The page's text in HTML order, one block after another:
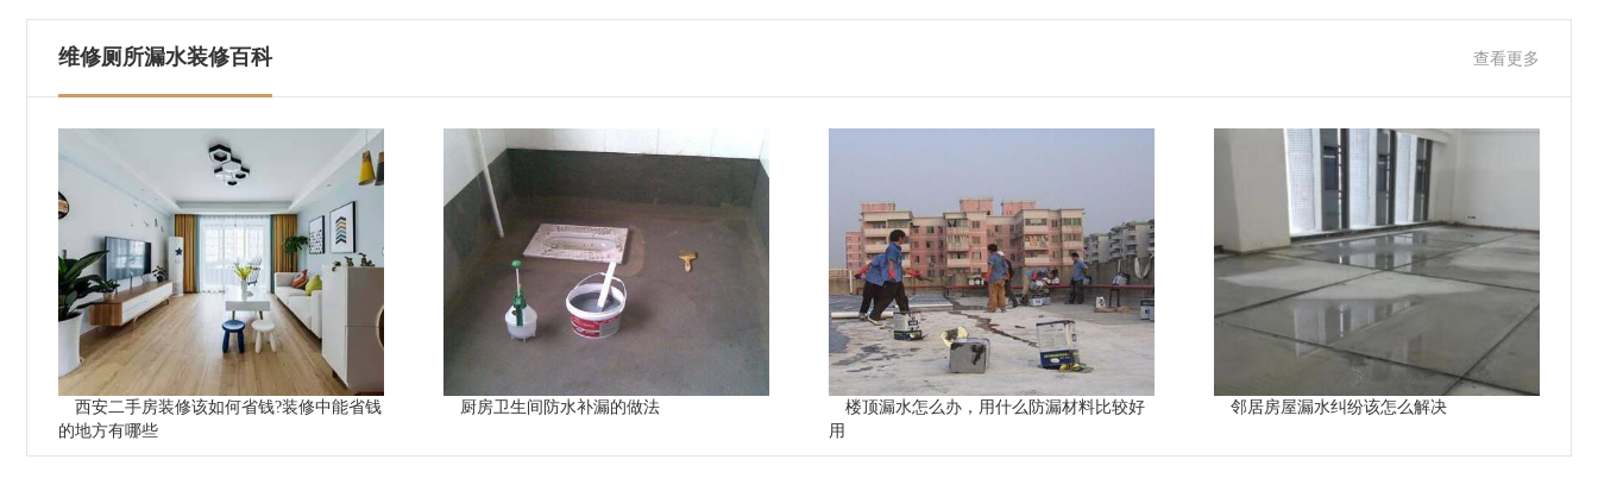
维修厕所漏水装修百科 查看更多
西安二手房装修该如何省钱?装修中能省钱
的地方有哪些
厨房卫生间防水补漏的做法
楼顶漏水怎么办，用什么防漏材料比较好
用
邻居房屋漏水纠纷该怎么解决